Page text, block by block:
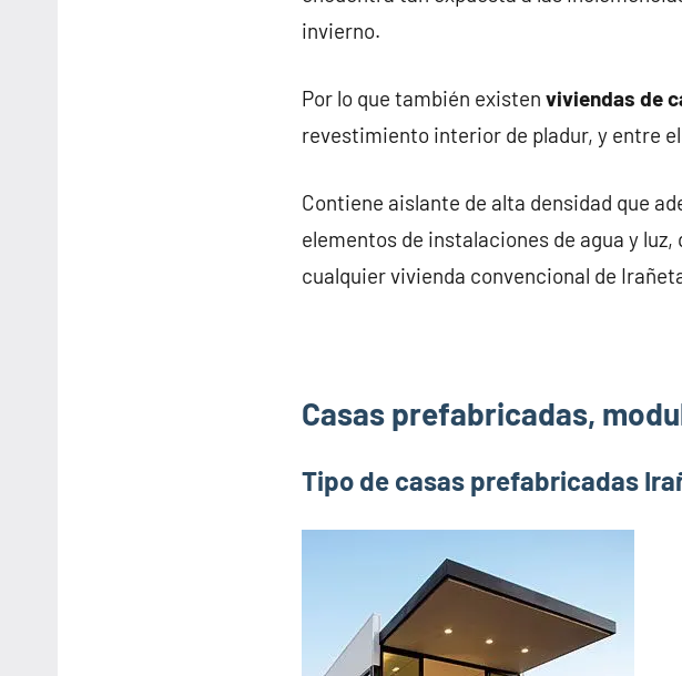
invierno.
Por lo que también existen viviendas de
revestimiento interior de pladur, y entre
Contiene aislante de alta densidad que
elementos de instalaciones de agua y
cualquier vivienda convencional de
Casas prefabricadas,
Tipo de casas prefabricadas